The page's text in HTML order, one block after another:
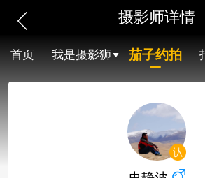
摄影师详情
首页 我是摄影狮 茄子约拍